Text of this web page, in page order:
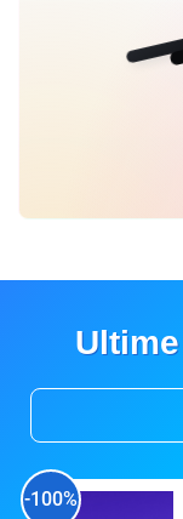
-100%